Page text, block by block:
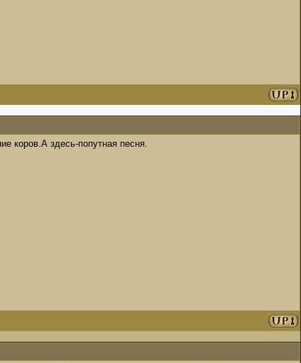
коров.А здесь-попутная песня.